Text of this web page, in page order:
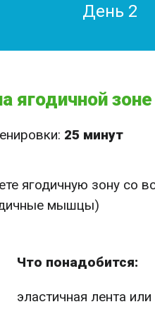
День 2
ягодичной зоне
25 минут
ягодичную зону со
мышцы)
Что понадобится:
эластичная лента